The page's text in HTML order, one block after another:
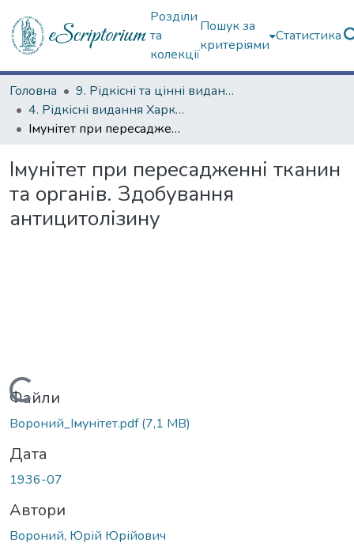
Розділи
та
колекції
Пошук за
критеріями
Статистика
Головна
9. Рідкісні та цінні видання
4. Рідкісні видання Харкова ХХ ст.
Імунітет при пересадженні тканин та органів. Здобування антицитолізину
Імунітет при пересадженні тканин
та органів. Здобування
антицитолізину
Вантажиться...
Файли
Вороний_Імунітет.pdf(7,1 MB)
Дата
1936-07
Автори
Вороний, Юрій Юрійович